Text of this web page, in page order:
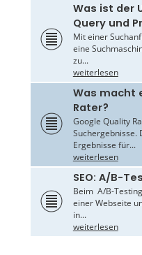
Was ist der
Query und
Mit einer
eine
zu...
weiterlesen
Was macht
Rater?
Google Quality
Suchergebnisse.
Ergebnisse für...
weiterlesen
SEO: A/B-
Beim A/B-
einer Webseite
in...
weiterlesen